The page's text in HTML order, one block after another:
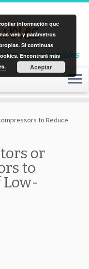
ser sostenibles
to Reduce
or
to
Low-
información que
web y parámetros
Si continuas
Encontrará más
Aceptar